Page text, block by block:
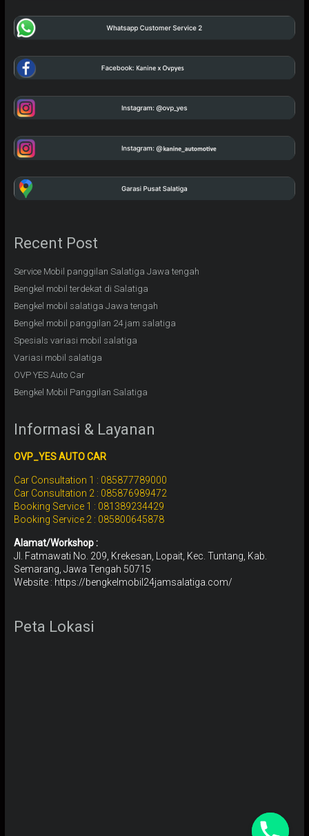
Recent Post
Service Mobil panggilan Salatiga Jawa tengah
Bengkel mobil terdekat di Salatiga
Bengkel mobil salatiga Jawa tengah
Bengkel mobil panggilan 24 jam salatiga
Spesials variasi mobil salatiga
Variasi mobil salatiga
OVP YES Auto Car
Bengkel Mobil Panggilan Salatiga
Informasi & Layanan
OVP_YES AUTO CAR
Car Consultation 1 : 085877789000
Car Consultation 2 : 085876989472
Booking Service 1 : 081389234429
Booking Service 2 : 085800645878
Alamat/Workshop :
Jl. Fatmawati No. 209, Krekesan, Lopait, Kec. Tuntang, Kab.
Semarang, Jawa Tengah 50715
Website : https://bengkelmobil24jamsalatiga.com/
Peta Lokasi